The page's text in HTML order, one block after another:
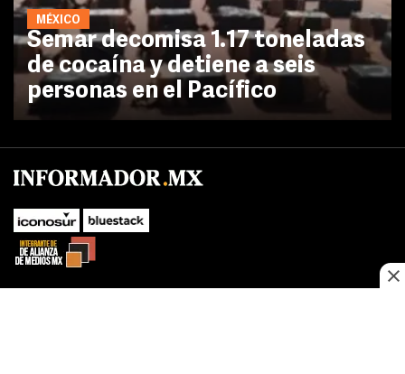
MÉXICO
Semar decomisa 1.17 toneladas
de cocaína y detiene a seis
personas en el Pacífico